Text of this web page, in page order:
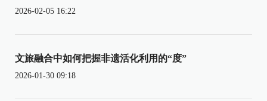
2026-02-05 16:22
文旅融合中如何把握非遗活化利用的“度”
2026-01-30 09:18